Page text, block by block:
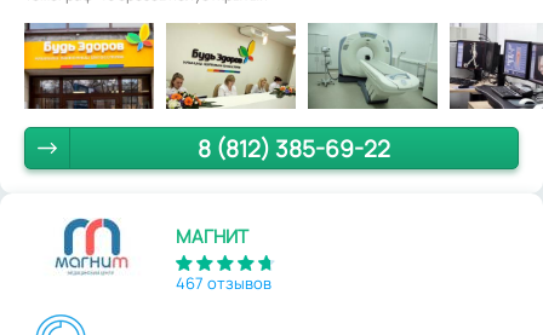
8 (812) 385-69-22
МАГНИТ
467 отзывов